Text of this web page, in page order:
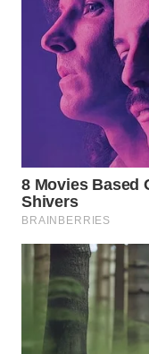
WAHANANEWS
ID
WAHANANEWS
CO ID
WAHANANEWS
NET
WAHANA
WAHANA
UMKM